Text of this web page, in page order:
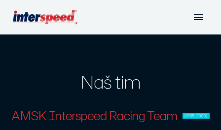
Naš tim
AMSK Interspeed Racing Team (1995–2008)